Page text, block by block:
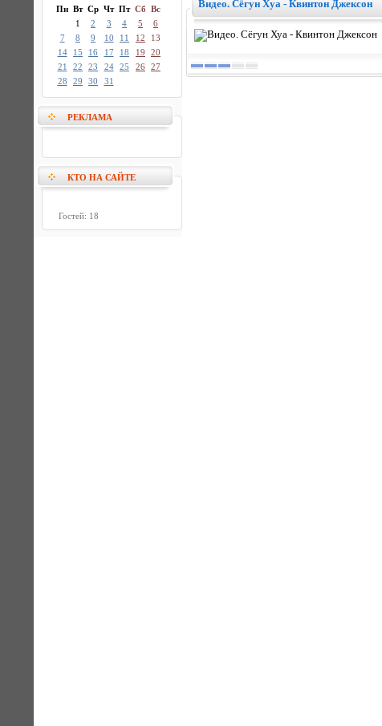
Пн Вт Ср Чт Пт Сб Вс
1
2 3 4 5
6
7
8 9 10 11 12
13
14
15 16 17 18 19
20
21
22 23 24 25 26 27
28
29 30 31
РЕКЛАМА
КТО НА САЙТЕ
Гостей: 18
Видео. Сёгун Хуа - Квинтон Джексон